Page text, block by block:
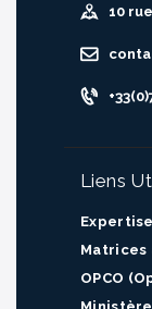
10
Liens
Matrices
OPCO